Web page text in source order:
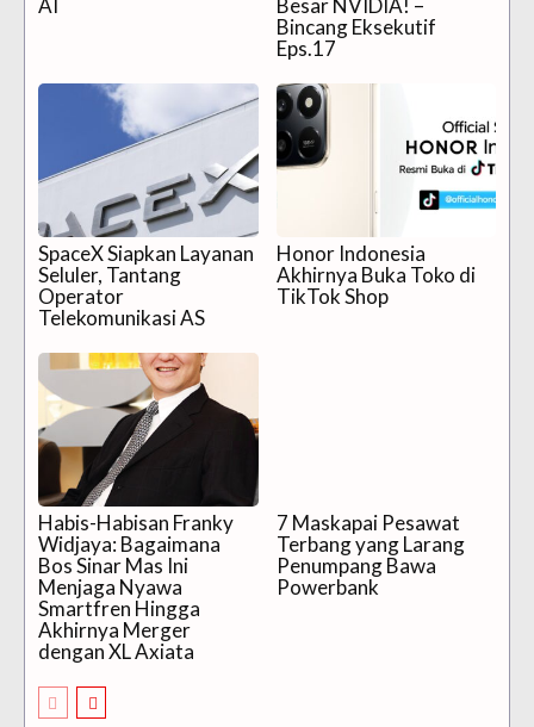
AI
Besar NVIDIA! –
Bincang Eksekutif
Eps.17
SpaceX Siapkan Layanan
Seluler, Tantang
Operator
Telekomunikasi AS
Honor Indonesia
Akhirnya Buka Toko di
TikTok Shop
Habis-Habisan Franky
Widjaya: Bagaimana
Bos Sinar Mas Ini
Menjaga Nyawa
Smartfren Hingga
Akhirnya Merger
dengan XL Axiata
7 Maskapai Pesawat
Terbang yang Larang
Penumpang Bawa
Powerbank